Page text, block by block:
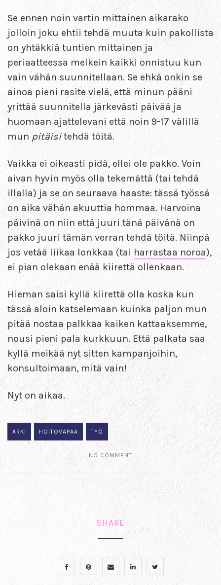
Se ennen noin vartin mittainen aikarako
jolloin joku ehtii tehdä muuta kuin pakollista
on yhtäkkiä tuntien mittainen ja
periaatteessa melkein kaikki onnistuu kun
vain vähän suunnitellaan. Se ehkä onkin se
ainoa pieni rasite vielä, että minun pääni
yrittää suunnitella järkevästi päivää ja
huomaan ajattelevani että noin 9-17 välillä
mun pitäisitehdä töitä.
Vaikka ei oikeasti pidä, ellei ole pakko. Voin
aivan hyvin myös olla tekemättä (tai tehdä
illalla) ja se on seuraava haaste: tässä työssä
on aika vähän akuuttia hommaa. Harvoina
päivinä on niin että juuri tänä päivänä on
pakko juuri tämän verran tehdä töitä. Niinpä
jos vetää liikaa lonkkaa (tai harrastaa noroa),
ei pian olekaan enää kiirettä ollenkaan.
Hieman saisi kyllä kiirettä olla koska kun
tässä aloin katselemaan kuinka paljon mun
pitää nostaa palkkaa kaiken kattaaksemme,
nousi pieni pala kurkkuun. Että palkata saa
kyllä meikää nyt sitten kampanjoihin,
konsultoimaan, mitä vain!
Nyt on aikaa.
ARKI HOITOVAPAA TYÖ
NO COMMENT
SHARE